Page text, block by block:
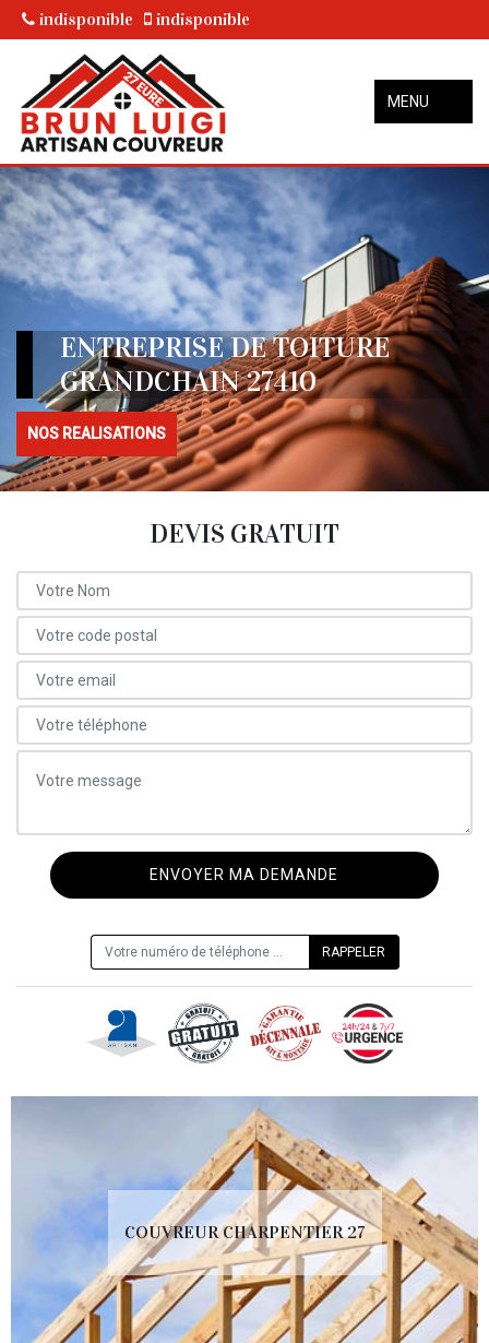
indisponible indisponible
MENU
ENTREPRISE DE TOITURE
GRANDCHAIN 27410
NOS REALISATIONS
DEVIS GRATUIT
COUVREUR CHARPENTIER 27